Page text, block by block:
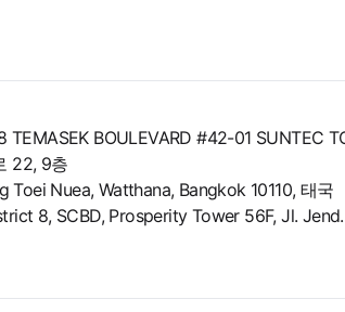
BOULEVARD #42-01 SUNTEC
22, 9층
Nuea, Watthana, Bangkok 10110, 태국
8, SCBD, Prosperity Tower 56F, Jl.